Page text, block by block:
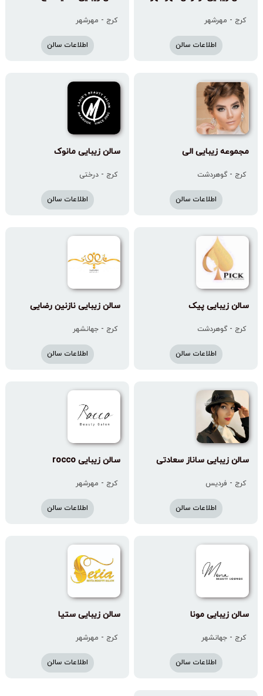
کرج - مهرشهر
اطلاعات سالن
کرج - مهرشهر
اطلاعات سالن
مجموعه زیبایی الی
کرج - گوهردشت
اطلاعات سالن
سالن زیبایی مانوک‌
کرج - درختی
اطلاعات سالن
سالن زیبایی پیک
کرج - گوهردشت
اطلاعات سالن
سالن زیبایی نازنین رضایی
کرج - جهانشهر
اطلاعات سالن
سالن زیبایی ساناز سعادتی
کرج - فردیس
اطلاعات سالن
سالن زیبایی rocco
کرج - مهرشهر
اطلاعات سالن
سالن زیبایی مونا
کرج - جهانشهر
اطلاعات سالن
سالن زیبایی ستیا
کرج - مهرشهر
اطلاعات سالن